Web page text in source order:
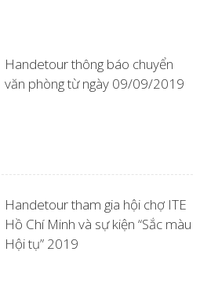
Handetour thông báo chuyển
văn phòng từ ngày 09/09/2019
Handetour tham gia hội chợ ITE
Hồ Chí Minh và sự kiện “Sắc màu
Hội tụ” 2019